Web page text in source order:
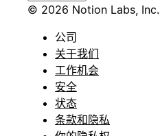
© 2026 Notion Labs, Inc.
公司
关于我们
工作机会
安全
状态
条款和隐私